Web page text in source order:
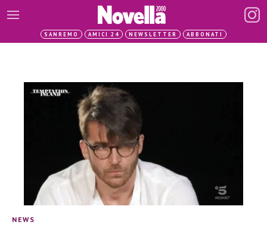
SANREMO AMICI 24 NEWSLETTER ABBONATI
NEWS